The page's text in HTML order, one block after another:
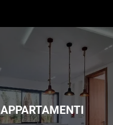
APPARTAMENTI